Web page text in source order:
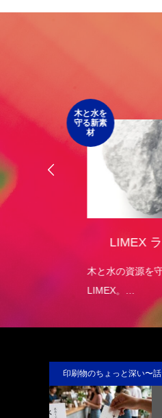
木と水を
守る新素
材
LIMEX
木と水の資源を守
LIMEX。
日本の技術で、こ
ていける。
印刷物のちょっと深い〜話